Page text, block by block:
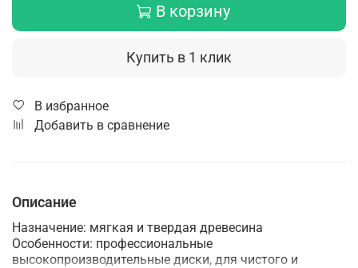
В корзину
Купить в 1 клик
В избранное
Добавить в сравнение
Описание
Назначение: мягкая и твердая древесина
Особенности: профессиональные
высокопроизводительные диски, для чистого и